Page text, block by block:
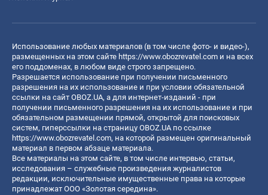
Использование любых материалов (в том числе фото- и видео-),
размещенных на этом сайте https://www.obozrevatel.com и на всех
его поддоменах, в любом виде строго запрещено.
Разрешается использование при получении письменного
разрешения на их использование и при условии обязательной
ссылки на сайт OBOZ.UA, а для интернет-изданий - при
получении письменного разрешения на их использование и при
обязательном размещении прямой, открытой для поисковых
систем, гиперссылки на страницу OBOZ.UA по ссылке
https://www.obozrevatel.com, на которой размещен оригинальный
материал в первом абзаце материала.
Все материалы на этом сайте, в том числе интервью, статьи,
исследования – служебные произведения журналистов
редакции, исключительные имущественные права на которые
принадлежат ООО «Золотая середина».